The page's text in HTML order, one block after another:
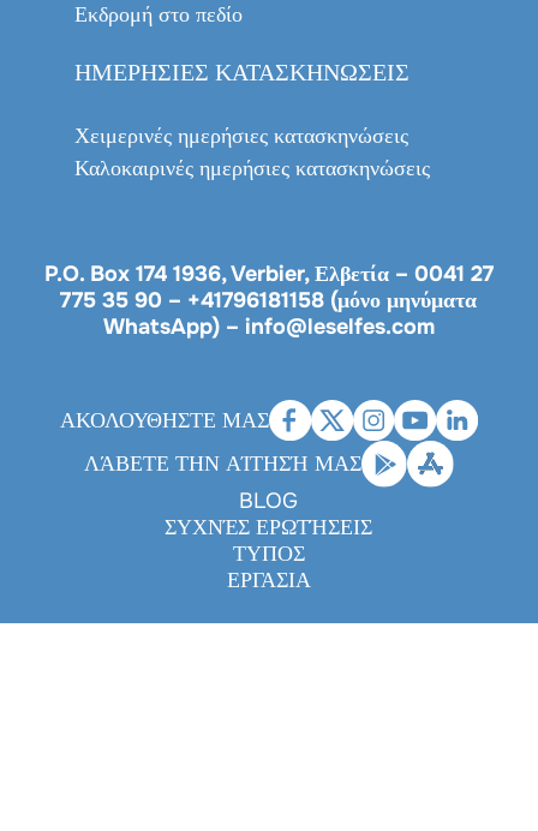
Εκδρομή στο πεδίο
ΗΜΕΡΉΣΙΕΣ ΚΑΤΑΣΚΗΝΏΣΕΙΣ
Χειμερινές ημερήσιες κατασκηνώσεις
Καλοκαιρινές ημερήσιες κατασκηνώσεις
P.O. Box 174 1936, Verbier, Ελβετία – 0041 27
775 35 90 – +41796181158 (μόνο μηνύματα
WhatsApp)– info@leselfes.com
ΑΚΟΛΟΥΘΗΣΤΕ ΜΑΣ
ΛΆΒΕΤΕ ΤΗΝ ΑΊΤΗΣΉ ΜΑΣ
BLOG
ΣΥΧΝΈΣ ΕΡΩΤΉΣΕΙΣ
ΤΎΠΟΣ
ΕΡΓΑΣΊΑ